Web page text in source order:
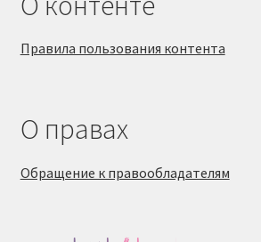
Правила пользования контента
О правах
Обращение к правообладателям